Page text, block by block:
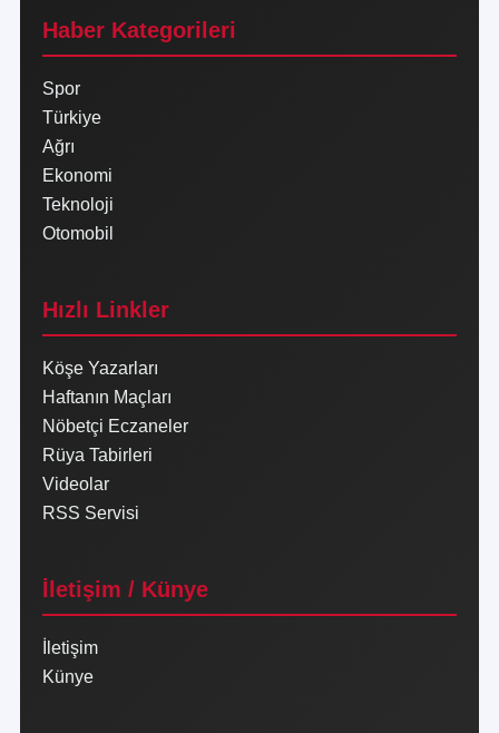
Haber Kategorileri
Spor
Türkiye
Ağrı
Ekonomi
Teknoloji
Otomobil
Hızlı Linkler
Köşe Yazarları
Haftanın Maçları
Nöbetçi Eczaneler
Rüya Tabirleri
Videolar
RSS Servisi
İletişim / Künye
İletişim
Künye